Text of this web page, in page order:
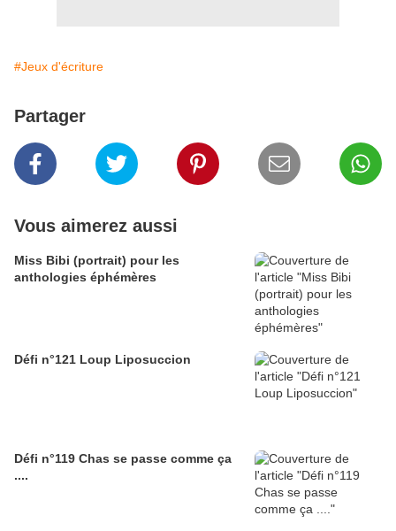
#Jeux d'écriture
Partager
Vous aimerez aussi
Miss Bibi (portrait) pour les
anthologies éphémères
Défi n°121 Loup Liposuccion
Défi n°119 Chas se passe comme ça
....